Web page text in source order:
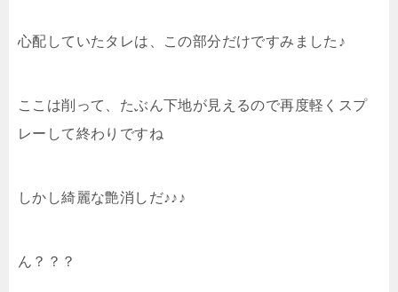
心配していたタレは、この部分だけですみました♪
ここは削って、たぶん下地が見えるので再度軽くスプ
レーして終わりですね
しかし綺麗な艶消しだ♪♪♪
ん？？？